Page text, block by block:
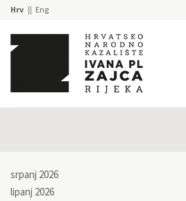
Hrv Eng
srpanj 2026
lipanj 2026